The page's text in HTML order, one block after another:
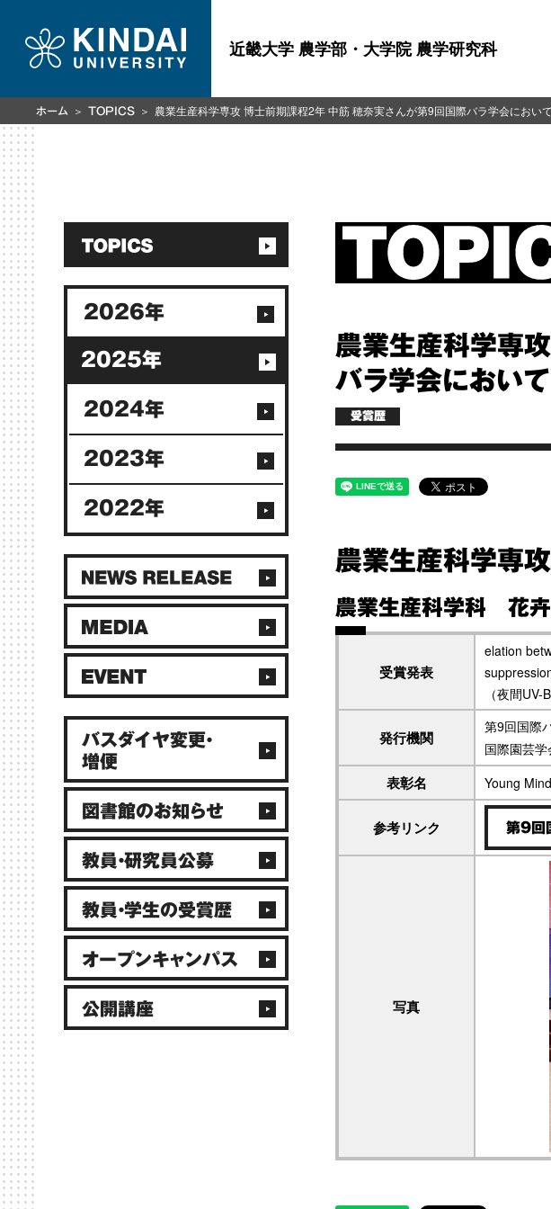
近畿大学 農学部・大学院 農学研究科
ホーム TOPICS 農業生産科学専攻 博士前期課程2年 中筋 穂奈実さんが第9回国際バラ学会におい
農業生産科学専
バラ学会におい
受賞歴
農業生産科学専
農業生産科学科 花
受賞発表
elation
（夜間
発行機関
第9回国際
国際園芸学
表彰名 Young
参考リンク 第9回
写真
2026年
2025年
2024年
2023年
2022年
バスダイヤ変更・
増便
図書館のお知らせ
教員・研究員公募
教員・学生の受賞歴
オープンキャンパス
公開講座